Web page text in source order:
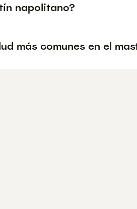
napolitano?
más comunes en el